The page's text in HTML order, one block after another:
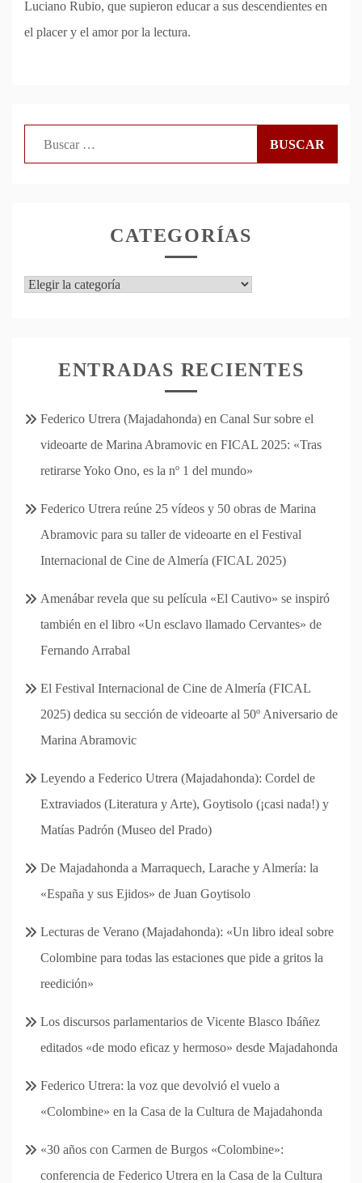
Luciano Rubio, que supieron educar a sus descendientes en
el placer y el amor por la lectura.
CATEGORÍAS
Categorías
ENTRADAS RECIENTES
Federico Utrera (Majadahonda) en Canal Sur sobre el
videoarte de Marina Abramovic en FICAL 2025: «Tras
retirarse Yoko Ono, es la nº 1 del mundo»
Federico Utrera reúne 25 vídeos y 50 obras de Marina
Abramovic para su taller de videoarte en el Festival
Internacional de Cine de Almería (FICAL 2025)
Amenábar revela que su película «El Cautivo» se inspiró
también en el libro «Un esclavo llamado Cervantes» de
Fernando Arrabal
El Festival Internacional de Cine de Almería (FICAL
2025) dedica su sección de videoarte al 50º Aniversario de
Marina Abramovic
Leyendo a Federico Utrera (Majadahonda): Cordel de
Extraviados (Literatura y Arte), Goytisolo (¡casi nada!) y
Matías Padrón (Museo del Prado)
De Majadahonda a Marraquech, Larache y Almería: la
«España y sus Ejidos» de Juan Goytisolo
Lecturas de Verano (Majadahonda): «Un libro ideal sobre
Colombine para todas las estaciones que pide a gritos la
reedición»
Los discursos parlamentarios de Vicente Blasco Ibáñez
editados «de modo eficaz y hermoso» desde Majadahonda
Federico Utrera: la voz que devolvió el vuelo a
«Colombine» en la Casa de la Cultura de Majadahonda
«30 años con Carmen de Burgos «Colombine»:
conferencia de Federico Utrera en la Casa de la Cultura